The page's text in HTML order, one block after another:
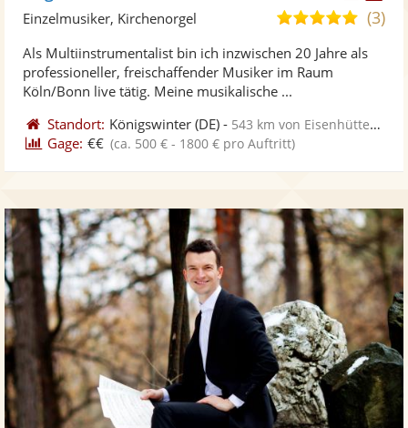
Fotos
5,0
5
(3)
Einzelmusiker, Kirchenorgel
Als Multiinstrumentalist bin ich inzwischen 20 Jahre als
professioneller, freischaffender Musiker im Raum
Köln/Bonn live tätig. Meine musikalische ...
Standort: Königswinter (DE) - 543 km von Eisenhüttenstadt
Gage: €€ (ca. 500 € - 1800 € pro Auftritt)